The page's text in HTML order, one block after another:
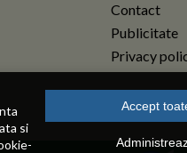
si
Accept
Contact
Publicitate
Privacy